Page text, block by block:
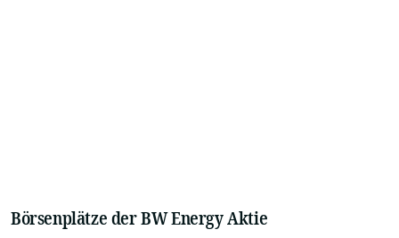
Börsenplätze der BW Energy Aktie